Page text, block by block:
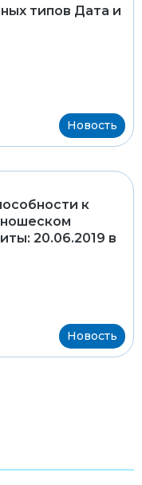
типов Дата и
Новость
к
20.06.2019 в
Новость